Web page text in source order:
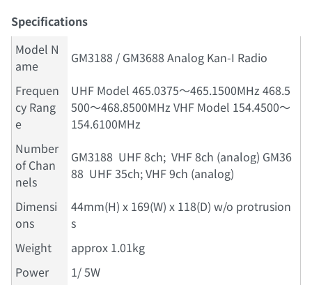
Specifications
Model N
ame
GM3188 / GM3688 Analog Kan-I Radio
Frequen
cy Rang
e
UHF Model 465.0375～465.1500MHz 468.5
500～468.8500MHz VHF Model 154.4500～
154.6100MHz
Number
of Chan
nels
GM3188 UHF 8ch; VHF 8ch (analog) GM36
88 UHF 35ch; VHF 9ch (analog)
Dimensi
ons
44mm(H) x 169(W) x 118(D) w/o protrusion
s
Weight
approx 1.01kg
Power
1/ 5W